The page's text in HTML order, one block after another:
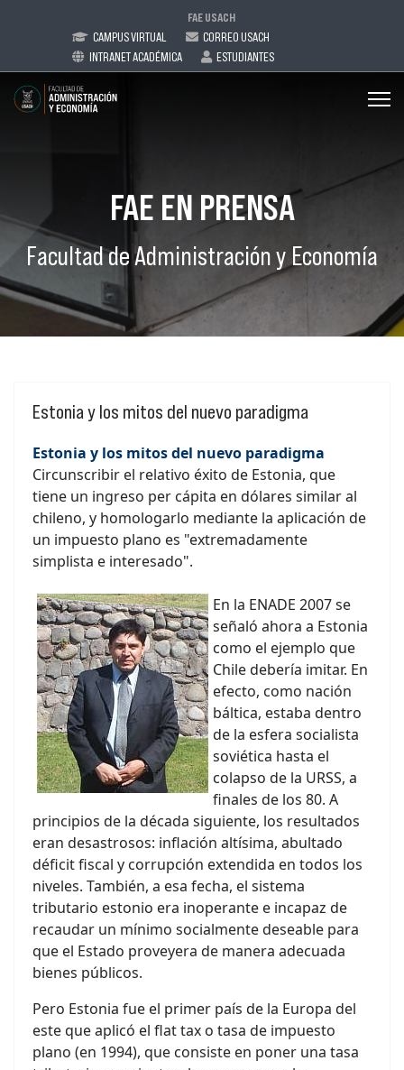
FAE USACH
CAMPUS VIRTUAL
CORREO USACH
INTRANET ACADÉMICA
ESTUDIANTES
FAE EN PRENSA
Facultad de Administración y Economía
Estonia y los mitos del nuevo paradigma
Estonia y los mitos del nuevo paradigma
Circunscribir el relativo éxito de Estonia, que
tiene un ingreso per cápita en dólares similar al
chileno, y homologarlo mediante la aplicación de
un impuesto plano es "extremadamente
simplista e interesado".
En la ENADE 2007 se
señaló ahora a Estonia
como el ejemplo que
Chile debería imitar. En
efecto, como nación
báltica, estaba dentro
de la esfera socialista
soviética hasta el
colapso de la URSS, a
finales de los 80. A
principios de la década siguiente, los resultados
eran desastrosos: inflación altísima, abultado
déficit fiscal y corrupción extendida en todos los
niveles. También, a esa fecha, el sistema
tributario estonio era inoperante e incapaz de
recaudar un mínimo socialmente deseable para
que el Estado proveyera de manera adecuada
bienes públicos.
Pero Estonia fue el primer país de la Europa del
este que aplicó el flat tax o tasa de impuesto
plano (en 1994), que consiste en poner una tasa